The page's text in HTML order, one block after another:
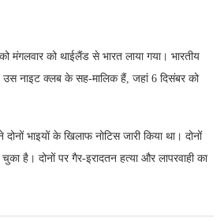
मंगलवार को थाईलैंड से भारत लाया गया। भारतीय
उस नाइट क्लब के सह-मालिक हैं, जहां 6 दिसंबर को
भाइयों के खिलाफ नोटिस जारी किया था। दोनों
है। दोनों पर गैर-इरादतन हत्या और लापरवाही का